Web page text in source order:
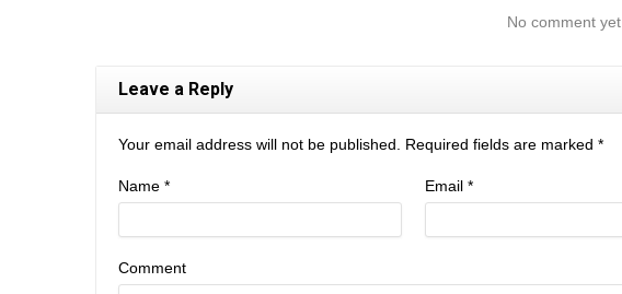
No comment yet.
Leave a Reply
Your email address will not be published. Required fields are marked *
Name * Email *
Comment